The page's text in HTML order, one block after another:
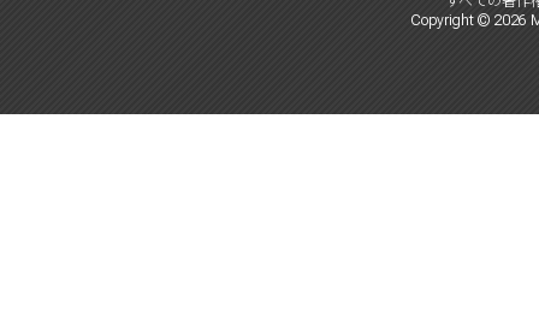
Copyright © 2026